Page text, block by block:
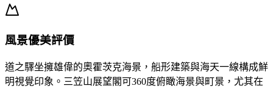
風景優美評價
道之驛坐擁雄偉的奧霍茨克海景，船形建築與海天一線構成鮮
明視覺印象。三笠山展望閣可360度俯瞰海景與町景，尤其在